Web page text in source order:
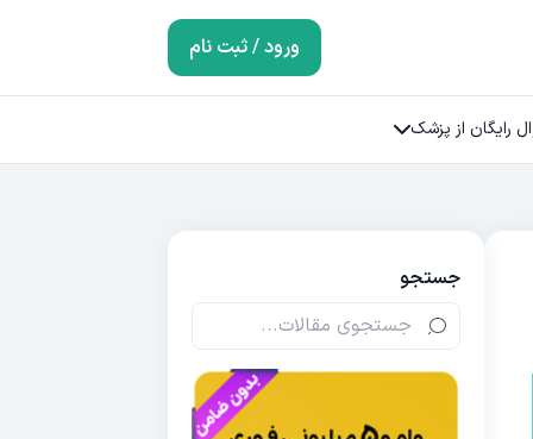
ورود / ثبت نام
رایگان از پزشک
جستجو